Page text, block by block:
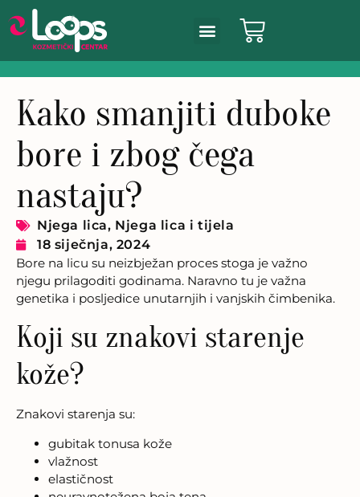
Kako smanjiti duboke
bore i zbog čega
nastaju?
Njega lica, Njega lica i tijela
18 siječnja, 2024
Bore na licu su neizbježan proces stoga je važno
njegu prilagoditi godinama. Naravno tu je važna
genetika i posljedice unutarnjih i vanjskih čimbenika.
Koji su znakovi starenje
kože?
Znakovi starenja su:
gubitak tonusa kože
vlažnost
elastičnost